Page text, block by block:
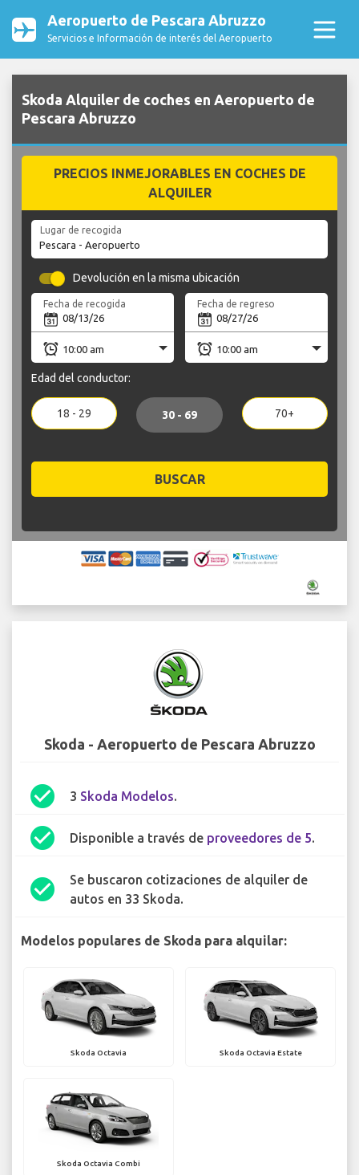
Aeropuerto de Pescara Abruzzo
Servicios e Información de interés del Aeropuerto
Skoda Alquiler de coches en Aeropuerto de
Pescara Abruzzo
PRECIOS INMEJORABLES EN COCHES DE
ALQUILER
Lugar de recogida
Devolución en la misma ubicación
Fecha de recogida Fecha de regreso
Edad del conductor:
18 - 29 30 - 69 70+
BUSCAR
Skoda - Aeropuerto de Pescara Abruzzo
check_circle 3 Skoda Modelos.
check_circle Disponible a través de proveedores de 5.
check_circle
Se buscaron cotizaciones de alquiler de
autos en 33 Skoda.
Modelos populares de Skoda para alquilar:
Skoda Octavia Skoda Octavia Estate
Skoda Octavia Combi